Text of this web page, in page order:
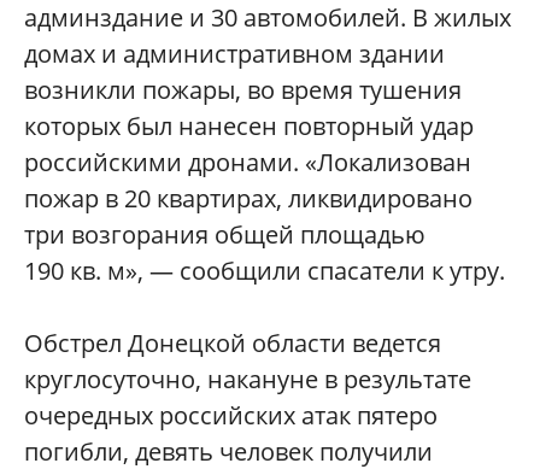
админздание и 30 автомобилей. В жилых
домах и административном здании
возникли пожары, во время тушения
которых был нанесен повторный удар
российскими дронами. «Локализован
пожар в 20 квартирах, ликвидировано
три возгорания общей площадью
190 кв. м», — сообщили спасатели к утру.
Обстрел Донецкой области ведется
круглосуточно, накануне в результате
очередных российских атак пятеро
погибли, девять человек получили